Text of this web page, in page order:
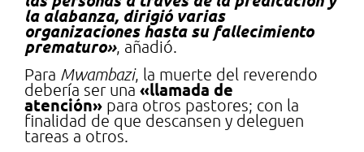
la alabanza, dirigió varias
organizaciones hasta su fallecimiento
prematuro», añadió.
Para Mwambazi, la muerte del reverendo
debería ser una«llamada de
atención» para otros pastores; con la
finalidad de que descansen y deleguen
tareas a otros.